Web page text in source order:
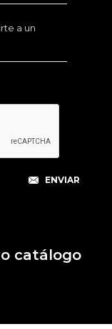
a un
catálogo